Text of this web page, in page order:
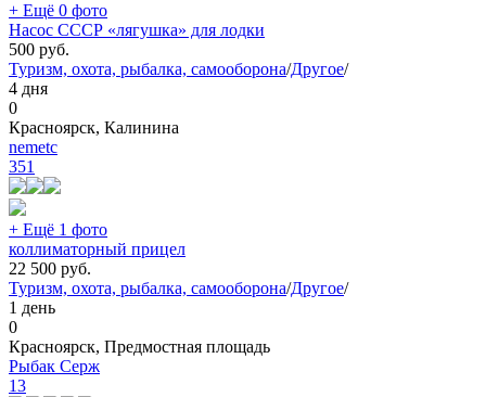
+ Ещё 0 фото
Насос СССР «лягушка» для лодки
500 руб.
Туризм, охота, рыбалка, самооборона/Другое/
4 дня
0
Красноярск, Калинина
nemetc
351
+ Ещё 1 фото
коллиматорный прицел
22 500 руб.
Туризм, охота, рыбалка, самооборона/Другое/
1 день
0
Красноярск, Предмостная площадь
Рыбак Серж
13